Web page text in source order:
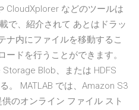
CloudXplorer などのツールは
で、紹介されて あとはドラッ
ナ内にファイルを移動するこ
ドを行うことができます。
Blob、または HDFS
。 MATLAB では、Amazon S3
のオンライン ファイル スト